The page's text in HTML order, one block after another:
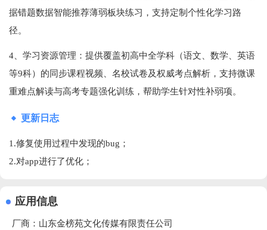
据错题数据智能推荐薄弱板块练习，支持定制个性化学习路
径‌。
4、学习资源管理‌：提供覆盖初高中全学科（语文、数学、英语
等9科）的同步课程视频、名校试卷及权威考点解析，支持微课
重难点解读与高考专题强化训练，帮助学生针对性补弱项‌。
更新日志
1.修复使用过程中发现的bug；
2.对app进行了优化；
应用信息
厂商： 山东金榜苑文化传媒有限责任公司